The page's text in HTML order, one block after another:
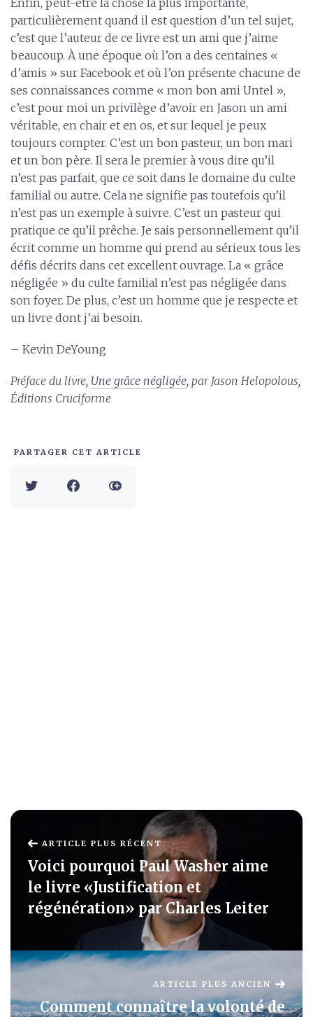
particulièrement quand il est question d’un tel sujet,
c’est que l’auteur de ce livre est un ami que j’aime
beaucoup. À une époque où l’on a des centaines «
d’amis » sur Facebook et où l’on présente chacune de
ses connaissances comme « mon bon ami Untel »,
c’est pour moi un privilège d’avoir en Jason un ami
véritable, en chair et en os, et sur lequel je peux
toujours compter. C’est un bon pasteur, un bon mari
et un bon père. Il sera le premier à vous dire qu’il
n’est pas parfait, que ce soit dans le domaine du culte
familial ou autre. Cela ne signifie pas toutefois qu’il
n’est pas un exemple à suivre. C’est un pasteur qui
pratique ce qu’il prêche. Je sais personnellement qu’il
écrit comme un homme qui prend au sérieux tous les
défis décrits dans cet excellent ouvrage. La « grâce
négligée » du culte familial n’est pas négligée dans
son foyer. De plus, c’est un homme que je respecte et
un livre dont j’ai besoin.
– Kevin DeYoung
Préface du livre, Une grâce négligée, par Jason Helopolous,
Éditions Cruciforme
PARTAGER CET ARTICLE
ARTICLE PLUS RÉCENT
Voici pourquoi Paul Washer aime
le livre «Justification et
régénération» par Charles Leiter
ARTICLE PLUS ANCIEN
Comment connaître la volonté de